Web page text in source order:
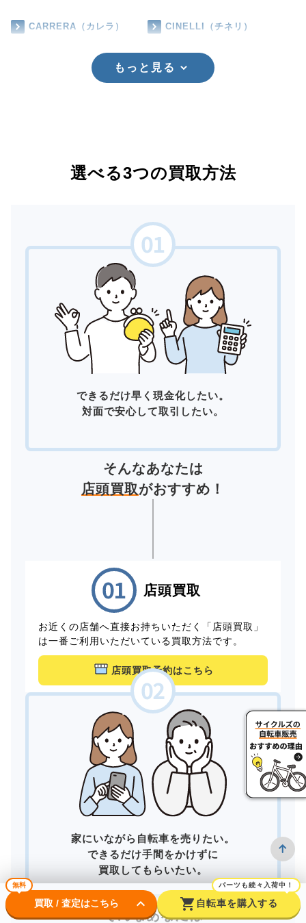
CARRERA（カレラ） CINELLI（チネリ）
もっと見る
選べる3つの買取方法
できるだけ早く現金化したい。
対面で安心して取引したい。
そんなあなたは
店頭買取がおすすめ！
店頭買取
お近くの店舗へ直接お持ちいただく「店頭買取」
は一番ご利用いただいている買取方法です。
店頭買取予約はこちら
家にいながら自転車を売りたい。
できるだけ手間をかけずに
買取してもらいたい。
そんなあなたは
無料
買取 / 査定はこちら keyboard_arrow_down shopping_cart
パーツも続々入荷中！
自転車を購入する